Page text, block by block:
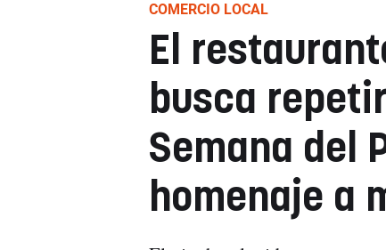
COMERCIO LOCAL
El
busca
Semana del
homenaje a